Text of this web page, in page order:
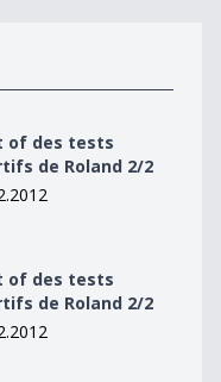
2/2
of des tests
de Roland 2/2
2/2
of des tests
de Roland 2/2